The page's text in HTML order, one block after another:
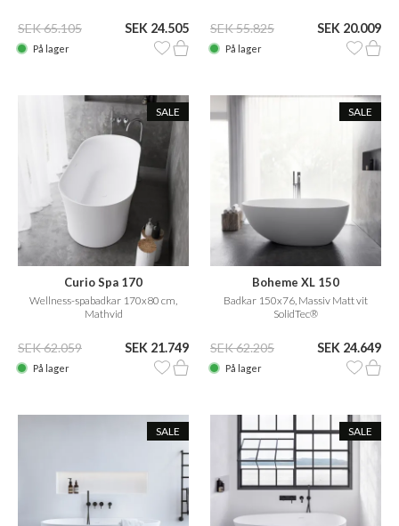
SEK 65.105 SEK 24.505
På lager
SEK 55.825 SEK 20.009
På lager
SALE
Curio Spa 170
Wellness-spabadkar 170x80 cm,
Mathvid
SEK 62.059 SEK 21.749
På lager
SALE
Boheme XL 150
Badkar 150x76, Massiv Matt vit
SolidTec®
SEK 62.205 SEK 24.649
På lager
SALE SALE